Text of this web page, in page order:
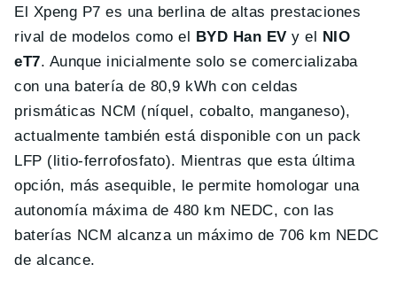
El Xpeng P7 es una berlina de altas prestaciones
rival de modelos como el BYD Han EV y el NIO
eT7. Aunque inicialmente solo se comercializaba
con una batería de 80,9 kWh con celdas
prismáticas NCM (níquel, cobalto, manganeso),
actualmente también está disponible con un pack
LFP (litio-ferrofosfato). Mientras que esta última
opción, más asequible, le permite homologar una
autonomía máxima de 480 km NEDC, con las
baterías NCM alcanza un máximo de 706 km NEDC
de alcance.